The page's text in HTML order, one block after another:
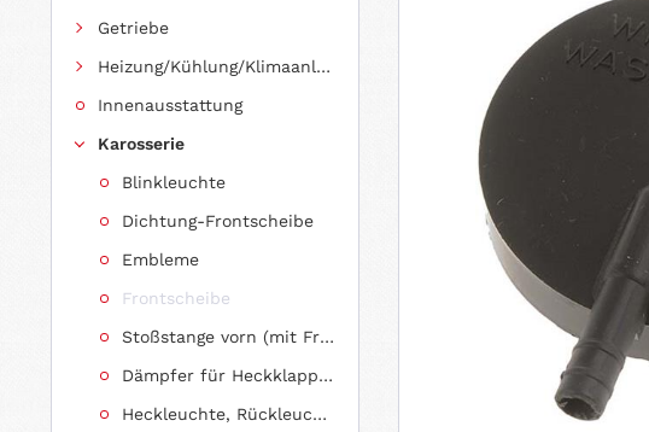
Getriebe
Heizung/Kühlung/Klimaanlage
Innenausstattung
Karosserie
Blinkleuchte
Dichtung-Frontscheibe
Embleme
Frontscheibe
Stoßstange vorn (mit Frontverkleidung, Spoiler)
Dämpfer für Heckklappen/Kofferraumdeckel
Heckleuchte, Rückleuchte